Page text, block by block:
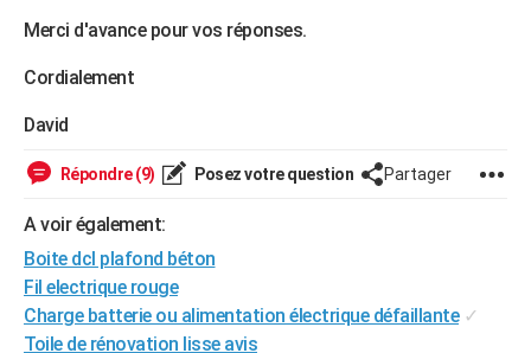
PROGRAMME TV
COPAINS D'AVANT
AVIS DE DÉCÈS
FORUM
Merci d'avance pour vos réponses.
Cordialement
David
Répondre (9) Posez votre question Partager
A voir également:
Boite dcl plafond béton
Fil electrique rouge
Charge batterie ou alimentation électrique défaillante ✓
Toile de rénovation lisse avis